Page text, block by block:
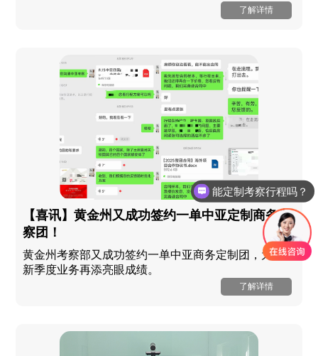
了解详情
【喜讯】黄金州又成功签约一单中亚定制商务考
察团！
黄金州考察部又成功签约一单中亚商务定制团，为公司
新季度业务再添亮眼成绩。
了解详情
能定制考察行程吗？